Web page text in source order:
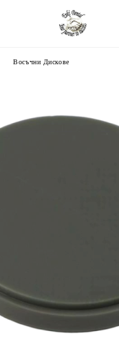
Восъчни Дискове